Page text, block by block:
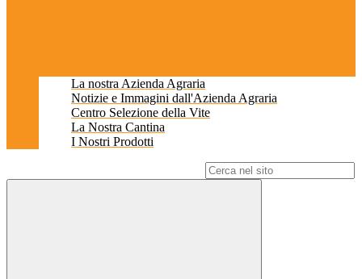
La nostra Azienda Agraria
Notizie e Immagini dall'Azienda Agraria
Centro Selezione della Vite
La Nostra Cantina
I Nostri Prodotti